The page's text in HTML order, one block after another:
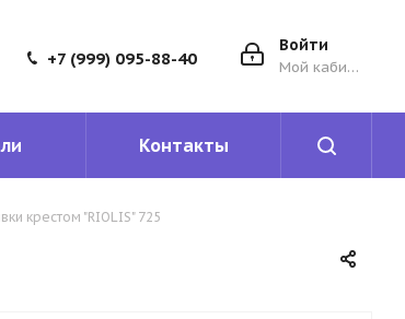
Войти
Мой кабинет
+7 (999) 095-88-40
Контакты
крестом "RIOLIS" 725